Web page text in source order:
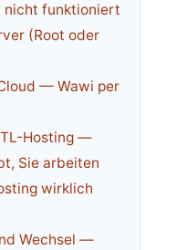
nicht funktioniert
(Root oder
— Wawi per
Hosting —
Sie arbeiten
wirklich
Wechsel —